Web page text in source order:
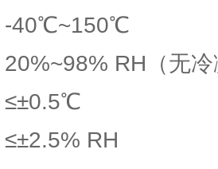
-40℃~150℃
RH（无
≤±0.5℃
RH